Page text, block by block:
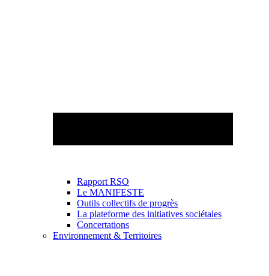
Rapport RSO
Le MANIFESTE
Outils collectifs de progrès
La plateforme des initiatives sociétales
Concertations
Environnement & Territoires